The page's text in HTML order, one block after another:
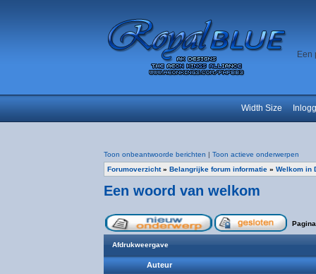
Een
Width Size
Toon onbeantwoorde berichten | Toon actieve onderwerpen
Forumoverzicht» Belangrijke forum informatie » Welkom in
Een woord van welkom
Afdrukweergave
Auteur